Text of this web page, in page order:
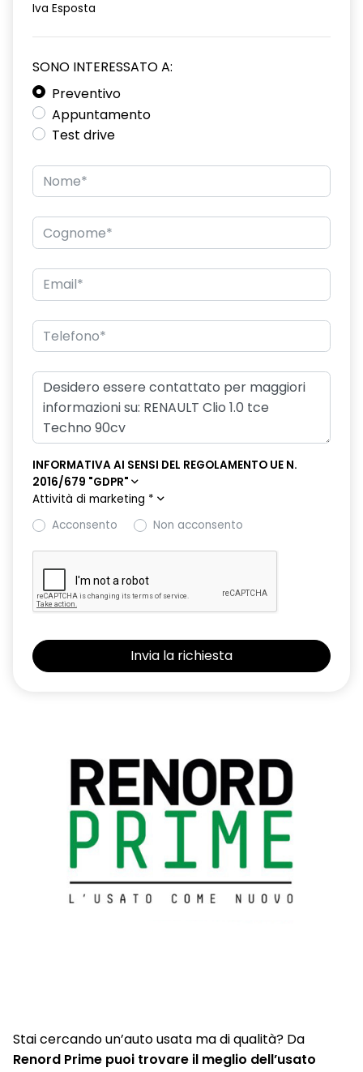
Iva Esposta
SONO INTERESSATO A:
Preventivo
Appuntamento
Test drive
INFORMATIVA AI SENSI DEL REGOLAMENTO UE N.
2016/679 "GDPR"
Attività di marketing *
Acconsento
Non acconsento
Stai cercando un’auto usata ma di qualità? Da
Renord Prime puoi trovare il meglio dell’usato